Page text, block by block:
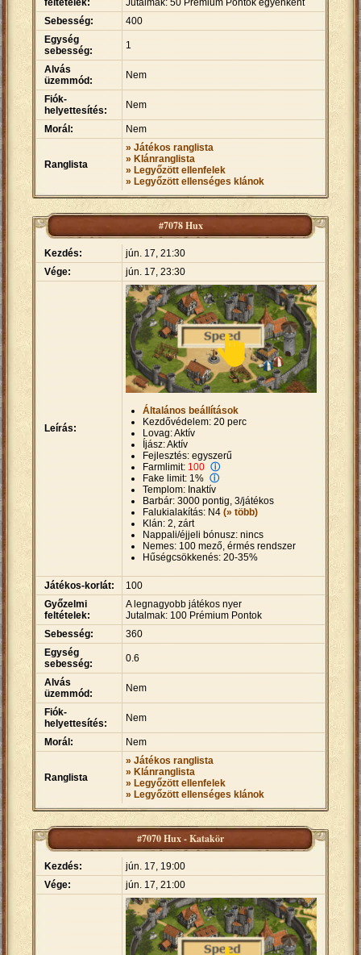
feltételek:
Jutalmak: 50 Prémium Pontok egyenként
Sebesség:
400
Egység
sebesség:
1
Alvás
üzemmód:
Nem
Fiók-
helyettesítés:
Nem
Morál: Nem
Ranglista
» Játékos ranglista
» Klánranglista
» Legyőzött ellenfelek
» Legyőzött ellenséges klánok
#7078 Hux
Kezdés:
jún. 17, 21:30
Vége:
jún. 17, 23:30
Leírás:
Általános beállítások
Kezdővédelem: 20 perc
Lovag: Aktív
Íjász: Aktív
Fejlesztés: egyszerű
Farmlimit: 100 ⓘ
Fake limit: 1% ⓘ
Templom: Inaktív
Barbár: 3000 pontig, 3/játékos
Falukialakítás: N4 (» több)
Klán: 2, zárt
Nappali/éjjeli bónusz: nincs
Nemes: 100 mező, érmés rendszer
Hűségcsökkenés: 20-35%
Játékos-korlát:
100
Győzelmi
feltételek:
A legnagyobb játékos nyer
Jutalmak: 100 Prémium Pontok
Sebesség:
360
Egység
sebesség:
0.6
Alvás
üzemmód:
Nem
Fiók-
helyettesítés:
Nem
Morál: Nem
Ranglista
» Játékos ranglista
» Klánranglista
» Legyőzött ellenfelek
» Legyőzött ellenséges klánok
#7070 Hux - Katakör
Kezdés:
jún. 17, 19:00
Vége:
jún. 17, 21:00